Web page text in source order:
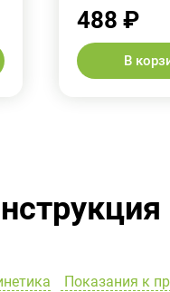
488 ₽
В
Показания к